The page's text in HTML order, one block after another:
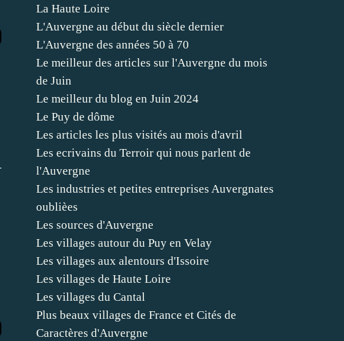
La Haute Loire
L'Auvergne au début du siècle dernier
L'Auvergne des années 50 à 70
Le meilleur des articles sur l'Auvergne du mois
de Juin
Le meilleur du blog en Juin 2024
Le Puy de dôme
Les articles les plus visités au mois d'avril
Les ecrivains du Terroir qui nous parlent de
l'Auvergne
Les industries et petites entreprises Auvergnates
oublièes
Les sources d'Auvergne
Les villages autour du Puy en Velay
Les villages aux alentours d'Issoire
Les villages de Haute Loire
Les villages du Cantal
Plus beaux villages de France et Cités de
Caractères d'Auvergne